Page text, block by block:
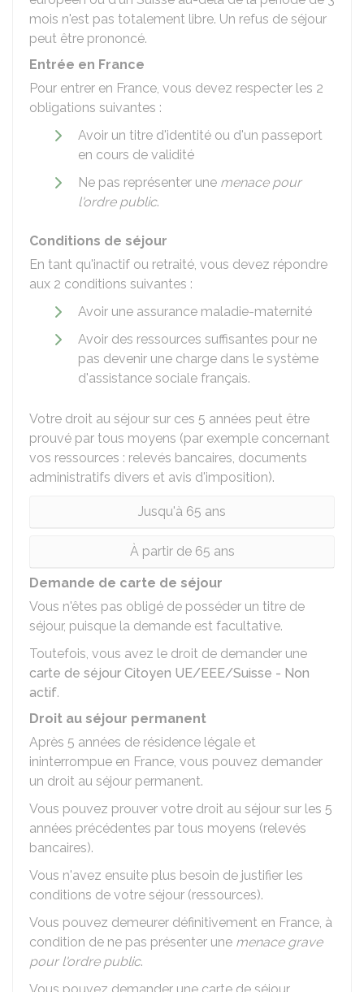
mois n'est pas totalement libre. Un refus de séjour
peut être prononcé.
Entrée en France
Pour entrer en France, vous devez respecter les 2
obligations suivantes :
Avoir un titre d'identité ou d'un passeport
en cours de validité
Ne pas représenter une menace pour
l'ordre public.
Conditions de séjour
En tant qu'inactif ou retraité, vous devez répondre
aux 2 conditions suivantes :
Avoir une assurance maladie-maternité
Avoir des ressources suffisantes pour ne
pas devenir une charge dans le système
d'assistance sociale français.
Votre droit au séjour sur ces 5 années peut être
prouvé par tous moyens (par exemple concernant
vos ressources : relevés bancaires, documents
administratifs divers et avis d'imposition).
Jusqu'à 65 ans
À partir de 65 ans
Demande de carte de séjour
Vous n'êtes pas obligé de posséder un titre de
séjour, puisque la demande est facultative.
Toutefois, vous avez le droit de demander une
carte de séjour Citoyen UE/EEE/Suisse - Non
actif.
Droit au séjour permanent
Après 5 années de résidence légale et
ininterrompue en France, vous pouvez demander
un droit au séjour permanent.
Vous pouvez prouver votre droit au séjour sur les 5
années précédentes par tous moyens (relevés
bancaires).
Vous n'avez ensuite plus besoin de justifier les
conditions de votre séjour (ressources).
Vous pouvez demeurer définitivement en France, à
condition de ne pas présenter une menace grave
pour l'ordre public.